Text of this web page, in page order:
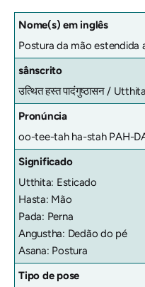
Nome(s) em inglês
Postura da mão estendida
sânscrito
उत्थित हस्त पादंगुष्ठासन /
Pronúncia
oo-tee-tah ha-stah PAH-
Significado
Utthita: Esticado
Hasta: Mão
Pada: Perna
Angustha: Dedão do pé
Asana: Postura
Tipo de pose